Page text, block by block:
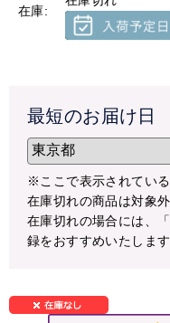
更になる場合もござい
※尚、クール便対応商
配送停止の地域以外すべ
停止の可能性がある地
文ではない場合には、
することをおすすめい
天候・気温などを確認
をご相談をさせて頂く
ださい。
TEL:048-685-2211(平
在庫:
最短のお届け日
※ここで表示されてい
在庫切れの商品は対象外
在庫切れの場合には、
録をおすすめいたします